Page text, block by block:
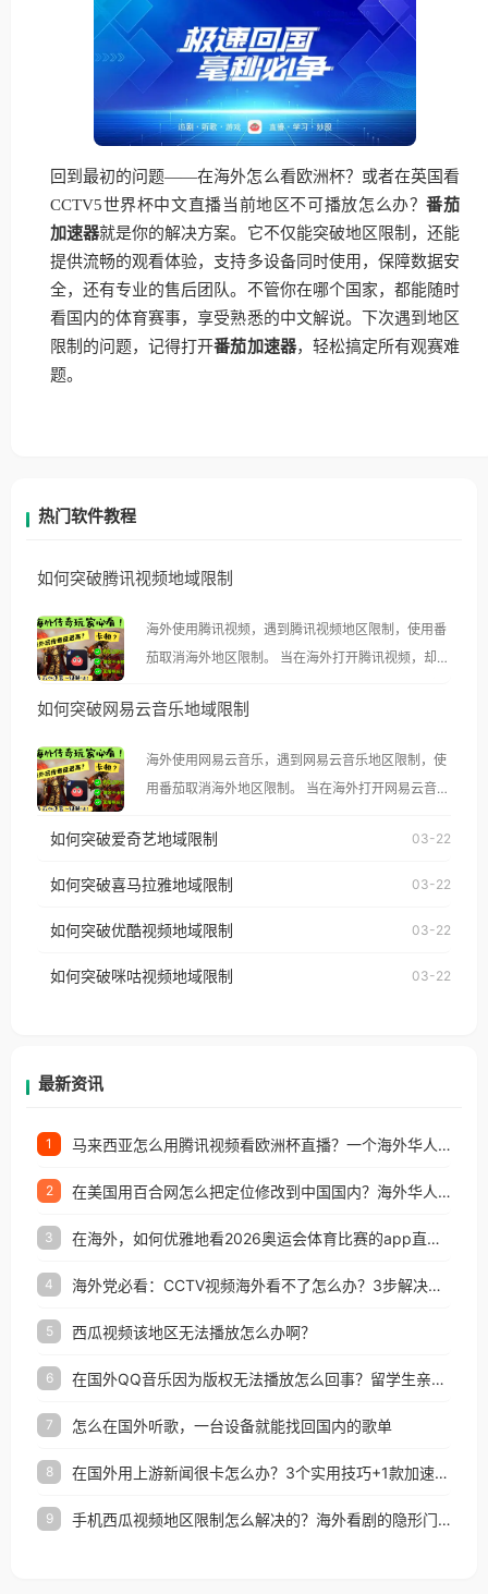
回到最初的问题——在海外怎么看欧洲杯？或者在英国看
CCTV5世界杯中文直播当前地区不可播放怎么办？番茄
加速器就是你的解决方案。它不仅能突破地区限制，还能
提供流畅的观看体验，支持多设备同时使用，保障数据安
全，还有专业的售后团队。不管你在哪个国家，都能随时
看国内的体育赛事，享受熟悉的中文解说。下次遇到地区
限制的问题，记得打开番茄加速器，轻松搞定所有观赛难
题。
热门软件教程
如何突破腾讯视频地域限制
海外使用腾讯视频，遇到腾讯视频地区限制，使用番
茄取消海外地区限制。 当在海外打开腾讯视频，却突
示语。 海外用户如香港、澳门、台湾、美国、加拿
像其他音乐平台一样，出现地区及版权限制问题，且
仅能在中国大陆地区播放。 遇到这个问题的朋友们，
使用番茄回国加速器，即可解决「海外用户收听腾讯
台湾、美国、加拿大、澳大利亚、欧洲等国家和地区
权限制所困扰。
如何突破网易云音乐地域限制
海外使用网易云音乐，遇到网易云音乐地区限制，使
用番茄取消海外地区限制。 当在海外打开网易云音
播放”的提示语。 海外用户如香港、澳门、台湾、美
国、加拿大、澳大利亚、欧洲等国家和地区时，网易
制问题，且仅能在中国大陆地区播放。 遇到这个问题
户收听网易云音乐地区版权限制」的问题，无论人在
如何突破爱奇艺地域限制 03-22
如何突破喜马拉雅地域限制 03-22
如何突破优酷视频地域限制 03-22
如何突破咪咕视频地域限制 03-22
最新资讯
1 马来西亚怎么用腾讯视频看欧洲杯直播？一个海外华人的真实困扰与破解
2 在美国用百合网怎么把定位修改到中国国内？海外华人必备的回国加速指南
3 在海外，如何优雅地看2026奥运会体育比赛的app直播？
4 海外党必看：CCTV视频海外看不了怎么办？3步解决地区限制+追剧自由
5 西瓜视频该地区无法播放怎么办啊？
6 在国外QQ音乐因为版权无法播放怎么回事？留学生亲测有效的解决办法
7 怎么在国外听歌，一台设备就能找回国内的歌单
8 在国外用上游新闻很卡怎么办？3个实用技巧+1款加速器解决海外看国内内容难题
9 手机西瓜视频地区限制怎么解决的？海外看剧的隐形门与钥匙